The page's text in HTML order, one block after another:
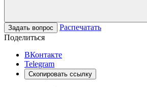
Задать вопрос
Распечатать
Поделиться
ВКонтакте
Telegram
Скопировать ссылку